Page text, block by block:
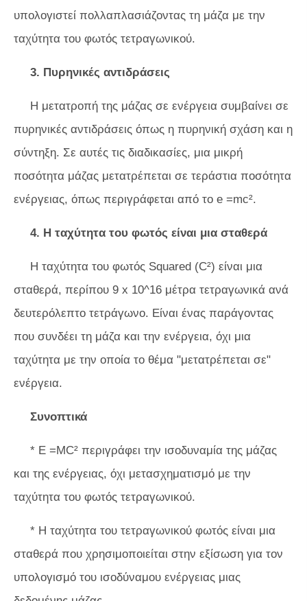
υπολογιστεί πολλαπλασιάζοντας τη μάζα με την
ταχύτητα του φωτός τετραγωνικού.
3. Πυρηνικές αντιδράσεις
Η μετατροπή της μάζας σε ενέργεια συμβαίνει σε
πυρηνικές αντιδράσεις όπως η πυρηνική σχάση και η
σύντηξη. Σε αυτές τις διαδικασίες, μια μικρή
ποσότητα μάζας μετατρέπεται σε τεράστια ποσότητα
ενέργειας, όπως περιγράφεται από το e =mc².
4. Η ταχύτητα του φωτός είναι μια σταθερά
Η ταχύτητα του φωτός Squared (C²) είναι μια
σταθερά, περίπου 9 x 10^16 μέτρα τετραγωνικά ανά
δευτερόλεπτο τετράγωνο. Είναι ένας παράγοντας
που συνδέει τη μάζα και την ενέργεια, όχι μια
ταχύτητα με την οποία το θέμα "μετατρέπεται σε"
ενέργεια.
Συνοπτικά
* E =MC² περιγράφει την ισοδυναμία της μάζας
και της ενέργειας, όχι μετασχηματισμό με την
ταχύτητα του φωτός τετραγωνικού.
* Η ταχύτητα του τετραγωνικού φωτός είναι μια
σταθερά που χρησιμοποιείται στην εξίσωση για τον
υπολογισμό του ισοδύναμου ενέργειας μιας